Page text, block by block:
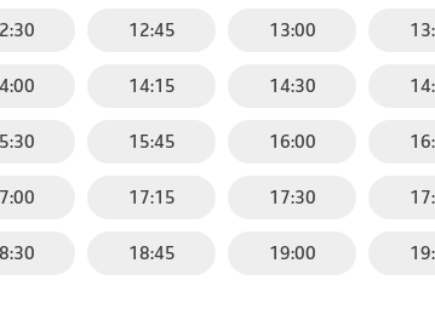
12:45 13:00
14:15 14:30
15:45 16:00
17:15 17:30
18:45 19:00